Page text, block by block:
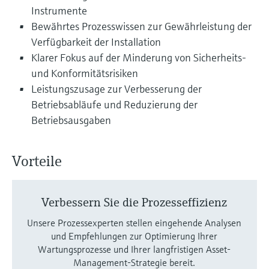
Device Viewer
Produktspezifische Informationen und
Dokumente finden
Ersatzteilsuche
Ersatzteile anhand von Produktwurzel,
Bestellcode oder Seriennummer finden
Füllstandsmessung
Füllstandsmessung Druck
Alle ansehen
Analysatoren für Härte, Eisen,
Aluminium & Chromat
Prozessphotometer
Mikrowellentransmission
Memosens-Technologie
Instrumente
Bewährtes Prozesswissen zur Gewährleistung der
Verfügbarkeit der Installation
Klarer Fokus auf der Minderung von Sicherheits-
und Konformitätsrisiken
Leistungszusage zur Verbesserung der
Betriebsabläufe und Reduzierung der
Betriebsausgaben
Vorteile
Verbessern Sie die Prozesseffizienz
Unsere Prozessexperten stellen eingehende Analysen
und Empfehlungen zur Optimierung Ihrer
Wartungsprozesse und Ihrer langfristigen Asset-
Management-Strategie bereit.